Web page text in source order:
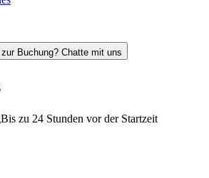
Buchung? Chatte mit uns
Bis zu 24 Stunden vor der Startzeit